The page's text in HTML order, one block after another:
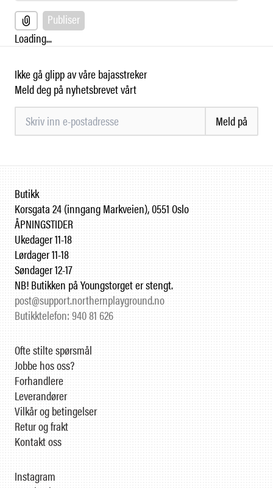
Publiser
Loading...
Ikke gå glipp av våre bajasstreker
Meld deg på nyhetsbrevet vårt
Meld på
Butikk
Korsgata 24 (inngang Markveien), 0551 Oslo
ÅPNINGSTIDER
Ukedager 11-18
Lørdager 11-18
Søndager 12-17
NB! Butikken på Youngstorget er stengt.
post@support.northernplayground.no
Butikktelefon: 940 81 626
Ofte stilte spørsmål
Jobbe hos oss?
Forhandlere
Leverandører
Vilkår og betingelser
Retur og frakt
Kontakt oss
Instagram